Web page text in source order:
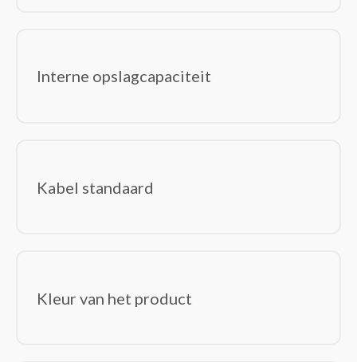
Interne opslagcapaciteit
Kabel standaard
Kleur van het product